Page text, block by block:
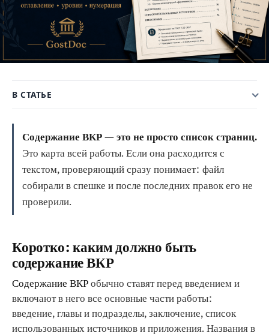
В СТАТЬЕ
Содержание ВКР — это не просто список страниц.
Это карта всей работы. Если она расходится с
текстом, проверяющий сразу понимает: файл
собирали в спешке и после последних правок его не
проверили.
Коротко: каким должно быть
содержание ВКР
Содержание ВКРобычно ставят перед введением и
включают в него все основные части работы:
введение, главы и подразделы, заключение, список
использованных источников и приложения. Названия в